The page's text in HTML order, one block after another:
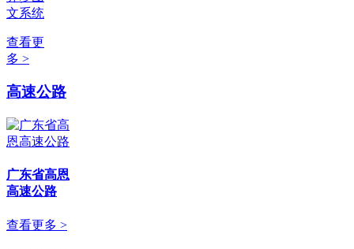
查看更
多 >
高速公路
广东省高恩
高速公路
查看更多 >